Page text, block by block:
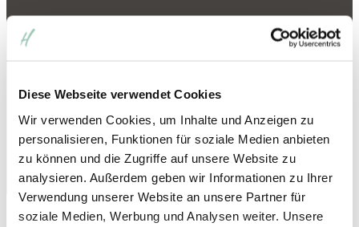
Diese Webseite verwendet Cookies
Wir verwenden Cookies, um Inhalte und Anzeigen zu
personalisieren, Funktionen für soziale Medien anbieten
zu können und die Zugriffe auf unsere Website zu
analysieren. Außerdem geben wir Informationen zu Ihrer
Verwendung unserer Website an unsere Partner für
soziale Medien, Werbung und Analysen weiter. Unsere
Stillstand ist Rückschritt
Heinz seit den 1980er
Jahren